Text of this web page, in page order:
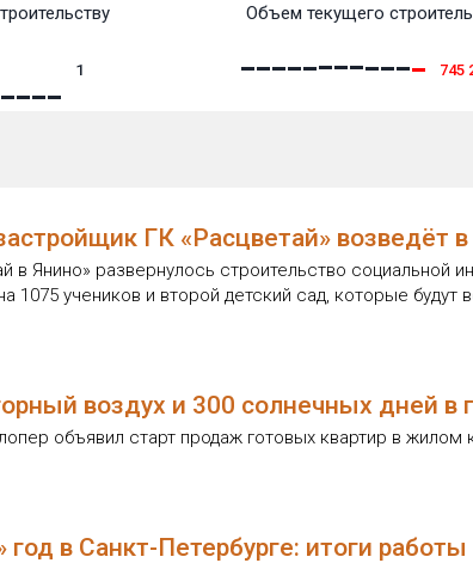
1
Объем текущего
745
ГК «Расцветай» возведёт
в Янино» развернулось строительство
1075 учеников и второй детский сад, которые
воздух и 300 солнечных дней
объявил старт продаж готовых квартир в
год в Санкт-Петербурге: итоги работы